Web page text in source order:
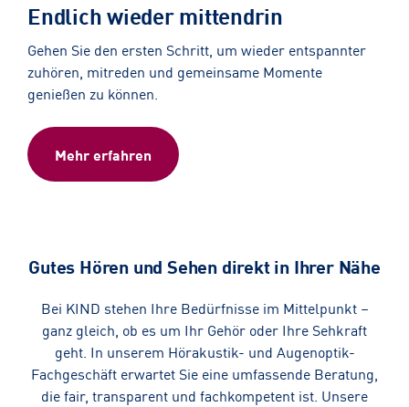
Endlich wieder mittendrin
Gehen Sie den ersten Schritt, um wieder entspannter
zuhören, mitreden und gemeinsame Momente
genießen zu können.
Mehr erfahren
Gutes Hören und Sehen direkt in Ihrer Nähe
Bei KIND stehen Ihre Bedürfnisse im Mittelpunkt –
ganz gleich, ob es um Ihr Gehör oder Ihre Sehkraft
geht. In unserem Hörakustik- und Augenoptik-
Fachgeschäft erwartet Sie eine umfassende Beratung,
die fair, transparent und fachkompetent ist. Unsere